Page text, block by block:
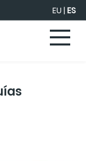
EU|ES